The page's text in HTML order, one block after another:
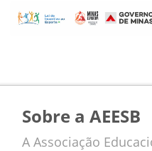
Sobre a AEESB
A Associação